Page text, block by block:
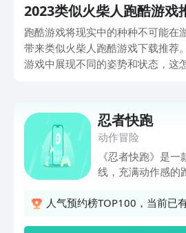
2023类似火柴人跑酷游戏
跑酷游戏将现实中的种种不可能在
带来类似火柴人跑酷游戏下载推荐
游戏中展现不同的姿势和状态，这
推荐几款容易上手的跑酷游戏
忍者快跑
动作冒险
《忍者快跑》是
线，充满动作感的
的未来世界而进行
人气预约榜TOP100，当前已